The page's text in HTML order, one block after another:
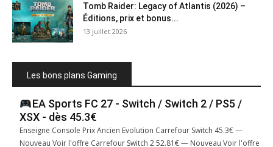
Tomb Raider: Legacy of Atlantis (2026) –
Éditions, prix et bonus...
13 juillet 2026
Les bons plans Gaming
EA Sports FC 27 - Switch / Switch 2 / PS5 /
XSX - dès 45.3€
Enseigne Console Prix Ancien Evolution Carrefour Switch 45.3€ —
Nouveau Voir l'offre Carrefour Switch 2 52.81€ — Nouveau Voir l'offre